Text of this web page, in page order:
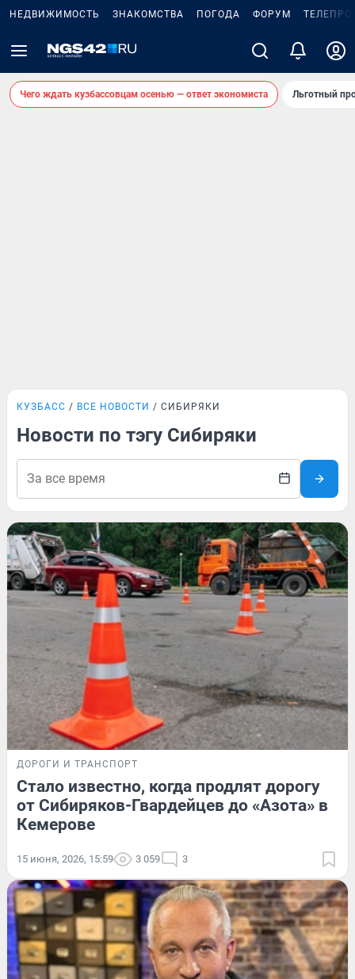
НЕДВИЖИМОСТЬ ЗНАКОМСТВА ПОГОДА ФОРУМ
Чего ждать кузбассовцам осенью — ответ экономиста Льготный
КУЗБАСС ВСЕ НОВОСТИ СИБИРЯКИ
Новости по тэгу Сибиряки
ДОРОГИ И ТРАНСПОРТ
Стало известно, когда продлят дорогу
от Сибиряков-Гвардейцев до «Азота» в
Кемерове
15 июня, 2026, 15:59 3 059 3